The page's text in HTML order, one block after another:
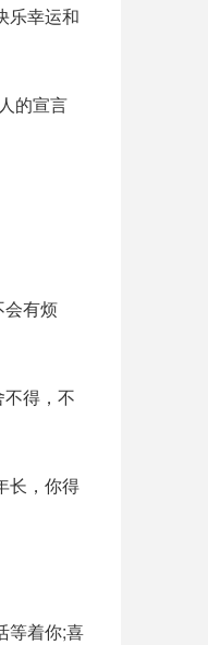
乐幸运和
的宣言
会有烦
得，不
长，你得
等着你;喜